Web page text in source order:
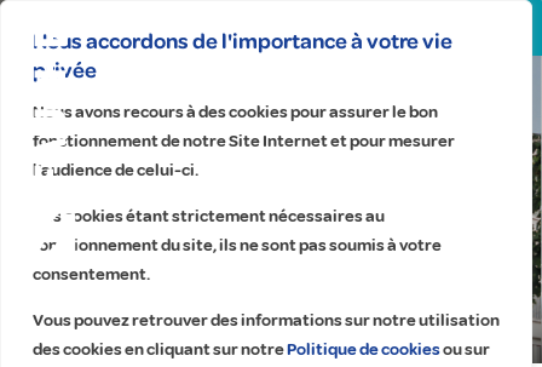
Nous accordons de l'importance à votre vie
privée
Nous avons recours à des cookies pour assurer le bon
fonctionnement de notre Site Internet et pour mesurer
l’audience de celui-ci.
Ces cookies étant strictement nécessaires au
fonctionnement du site, ils ne sont pas soumis à votre
consentement.
Vous pouvez retrouver des informations sur notre utilisation
des cookies en cliquant sur notrePolitique de cookiesou sur
| PACA
Famille & Provence
Logements résidentiels
en PACA
Logements résidentiels en PACA